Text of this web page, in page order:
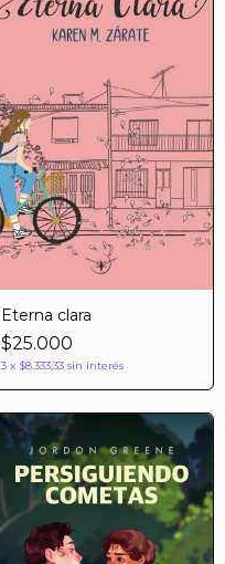
Eterna clara
$25.000
3 x $8.333,33 sin interés